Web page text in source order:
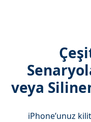
veya
iPhone’unuz